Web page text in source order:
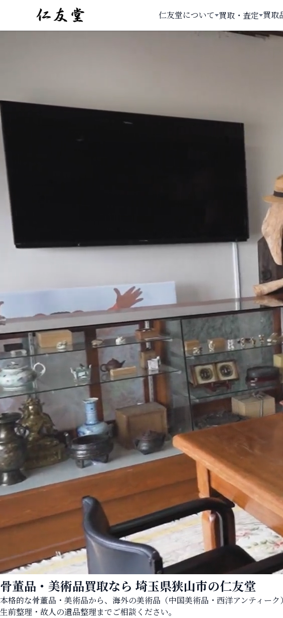
仁友堂について 買取・査定 買取
骨董品・美術品買取なら 埼玉県狭山市の仁友堂
本格的な骨董品・美術品から、海外の美術品（中国美術品・西洋アンティーク
生前整理・故人の遺品整理までご相談ください。